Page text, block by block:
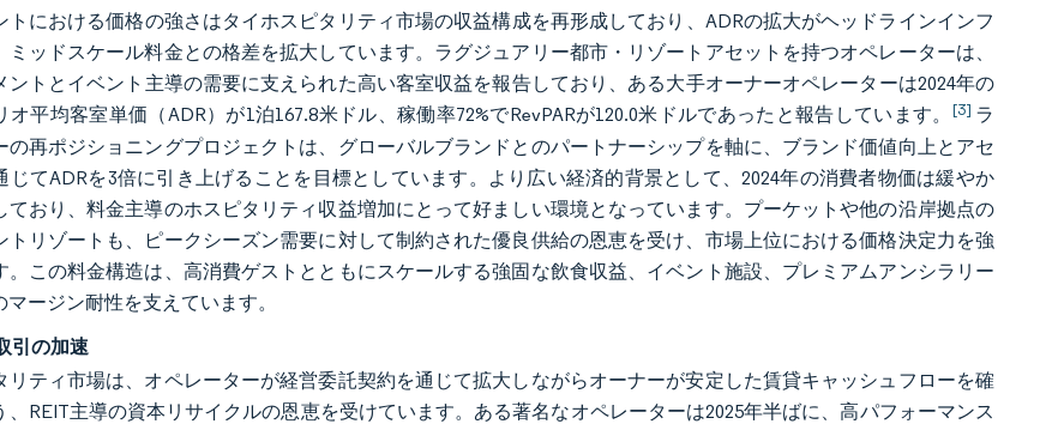
トにおける価格の強さはタイホスピタリティ市場の収益構成を再形成しており、ADRの拡大がヘッドラインインフ
ミッドスケール料金との格差を拡大しています。ラグジュアリー都市・リゾートアセットを持つオペレーターは、
ントとイベント主導の需要に支えられた高い客室収益を報告しており、ある大手オーナーオペレーターは2024年の
オ平均客室単価（ADR）が1泊167.8米ドル、稼働率72%でRevPARが120.0米ドルであったと報告しています。 [3] ラ
の再ポジショニングプロジェクトは、グローバルブランドとのパートナーシップを軸に、ブランド価値向上とアセ
じてADRを3倍に引き上げることを目標としています。より広い経済的背景として、2024年の消費者物価は緩やか
ており、料金主導のホスピタリティ収益増加にとって好ましい環境となっています。プーケットや他の沿岸拠点の
トリゾートも、ピークシーズン需要に対して制約された優良供給の恩恵を受け、市場上位における価格決定力を強
。この料金構造は、高消費ゲストとともにスケールする強固な飲食収益、イベント施設、プレミアムアンシラリー
マージン耐性を支えています。
引の加速
リティ市場は、オペレーターが経営委託契約を通じて拡大しながらオーナーが安定した賃貸キャッシュフローを確
、REIT主導の資本リサイクルの恩恵を受けています。ある著名なオペレーターは2025年半ばに、高パフォーマンス